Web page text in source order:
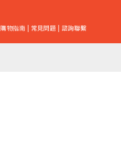
購物指南 | 常見問題 | 諮詢聯繫